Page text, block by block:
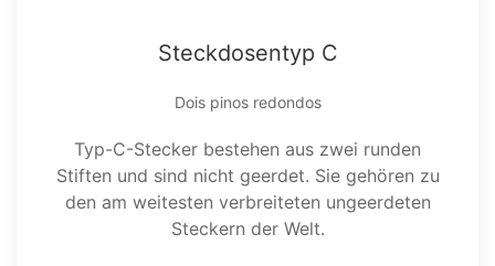
Steckdosentyp C
Dois pinos redondos
Typ-C-Stecker bestehen aus zwei runden
Stiften und sind nicht geerdet. Sie gehören zu
den am weitesten verbreiteten ungeerdeten
Steckern der Welt.